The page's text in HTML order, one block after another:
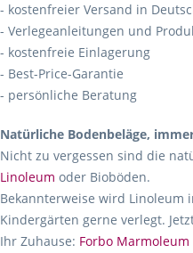
- kostenfreier Versand in
- Verlegeanleitungen und
- kostenfreie Einlagerung
- Best-Price-Garantie
- persönliche Beratung
Natürliche Bodenbeläge,
Nicht zu vergessen sind die
Linoleum oder Bioböden.
Bekannterweise wird Linoleum
Kindergärten gerne verlegt.
Ihr Zuhause: Forbo Marmoleum